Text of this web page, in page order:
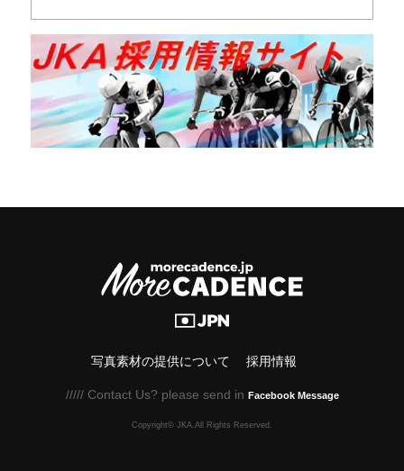
写真素材の提供について 採用情報
///// Contact Us? please send in Facebook Message
Copyright© JKA.All Rights Reserved.